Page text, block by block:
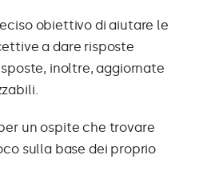
obiettivo di aiutare le
a dare risposte
inoltre, aggiornate
un ospite che trovare
sulla base dei proprio